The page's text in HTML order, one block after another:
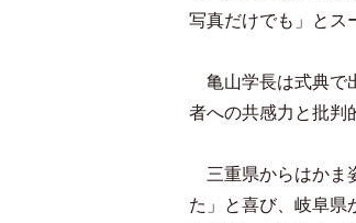
写真だけでも」とス
亀山学長は式典で
者への共感力と批判
三重県からはかま
た」と喜び、岐阜県